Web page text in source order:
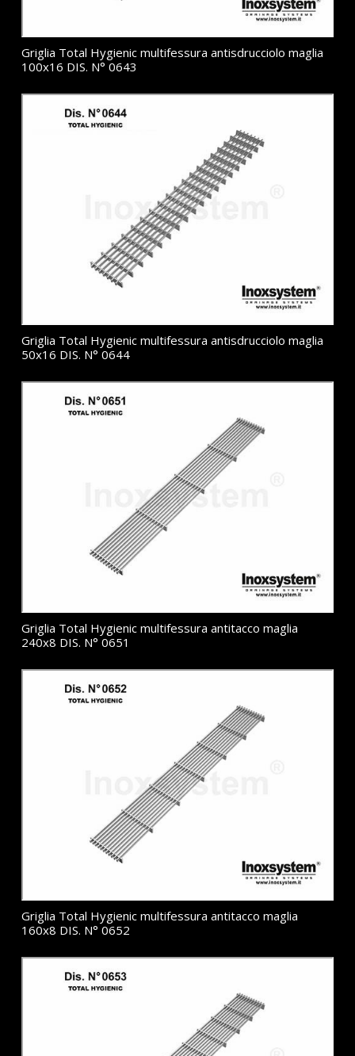
Griglia Total Hygienic multifessura antisdrucciolo maglia
100x16 DIS. N° 0643
Griglia Total Hygienic multifessura antisdrucciolo maglia
50x16 DIS. N° 0644
Griglia Total Hygienic multifessura antitacco maglia
240x8 DIS. N° 0651
Griglia Total Hygienic multifessura antitacco maglia
160x8 DIS. N° 0652